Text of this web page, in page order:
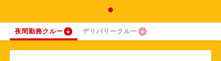
夜間勤務クルー デリバリークルー